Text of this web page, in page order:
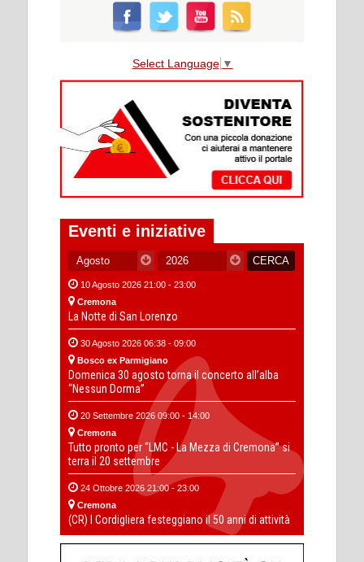
Select Language ▼
Eventi e iniziative
10 Agosto 2026 21:00 - 23:00
Cremona
La Notte di San Lorenzo
30 Agosto 2026 06:38 - 09:00
Bosco ex Parmigiano
Domenica 30 agosto torna il concerto all’alba
“Nessun Dorma”
20 Settembre 2026 09:00 - 14:00
Cremona
Tutto pronto per “LMC - La Mezza di Cremona” si
terra il 20 settembre
24 Ottobre 2026 21:00 - 23:00
Cremona
(CR) I Cordigliera festeggiano il 50 anni di attività